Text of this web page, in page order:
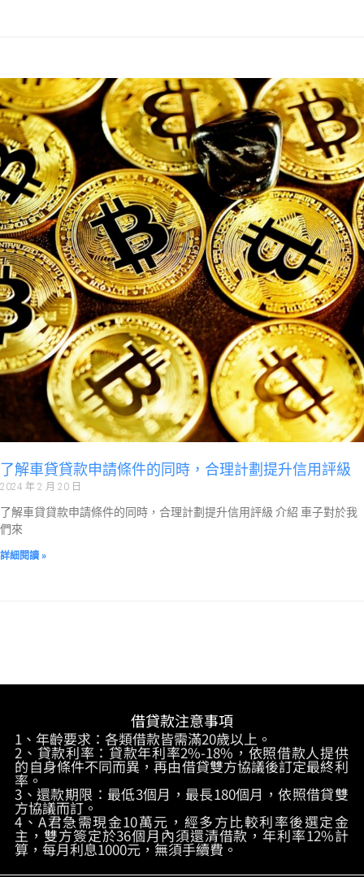
了解車貸貸款申請條件的同時，合理計劃提升信用評級
2024 年 2 月 20 日
了解車貸貸款申請條件的同時，合理計劃提升信用評級 介紹 車子對於我
們來
詳細閱讀 »
借貸款注意事項
1、年齡要求：各類借款皆需滿20歲以上。
2、貸款利率：貸款年利率2%-18%，依照借款人提供
的自身條件不同而異，再由借貸雙方協議後訂定最終利
率。
3、還款期限：最低3個月，最長180個月，依照借貸雙
方協議而訂。
4、A君急需現金10萬元，經多方比較利率後選定金
主，雙方簽定於36個月內須還清借款，年利率12%計
算，每月利息1000元，無須手續費。